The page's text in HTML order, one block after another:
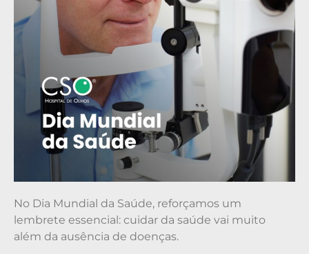
No Dia Mundial da Saúde, reforçamos um
lembrete essencial: cuidar da saúde vai muito
além da ausência de doenças.